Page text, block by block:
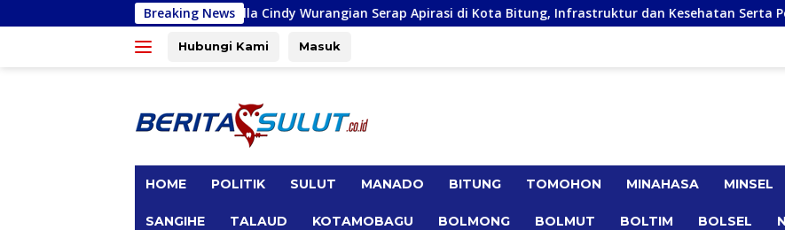
ke
Breaking News
Priscilla Cindy Wurangian Serap Apirasi di Kota Bitung, Infrastruktur dan Kesehatan Serta Pendidikan Dikeluhkan
Hubungi Kami Masuk
HOME POLITIK SULUT MANADO BITUNG TOMOHON MINAHASA MINSEL
SANGIHE TALAUD KOTAMOBAGU BOLMONG BOLMUT BOLTIM BOLSEL